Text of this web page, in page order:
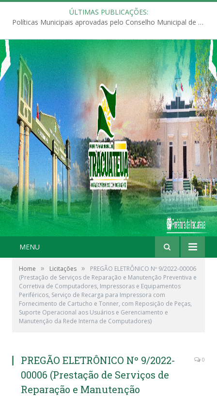
ÚLTIMAS PUBLICAÇÕES:
Políticas Municipais aprovadas pelo Conselho Municipal de Educação (CME)
MENU
Home » Licitações »
PREGÃO ELETRÔNICO Nº 9/2022-00006
(Prestação de Serviços de Reparação e Manutenção Preventiva e
Corretiva de Computadores, Impressoras e Equipamentos
Periféricos, Serviço de Recarga para Impressora com
Fornecimento de Cartucho e Tonner, com Reposição de Peças,
Suporte Operacional aos Usuários e Gerenciamento e
Manutenção da Rede Interna de Computadores)
PREGÃO ELETRÔNICO Nº 9/2022-
00006 (Prestação de Serviços de
Reparação e Manutenção
0